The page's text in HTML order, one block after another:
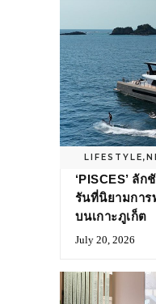
LIFESTYLE,
‘PISCES’ ลั
รันที่นิยามการ
บนเกาะภูเก็ต
July 20, 2026